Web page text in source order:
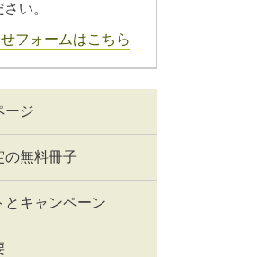
い。
フォームはこちら
ージ
の無料冊子
とキャンペーン